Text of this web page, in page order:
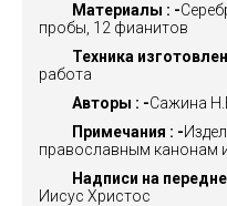
Материалы : -
пробы, 12 фианитов
Техника
работа
Авторы : -Сажина
Примечания : -
православным канонам
Надписи на
Иисус Христос